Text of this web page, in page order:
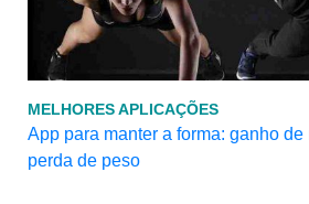
MELHORES APLICAÇÕES
App para manter a forma: ganho
perda de peso